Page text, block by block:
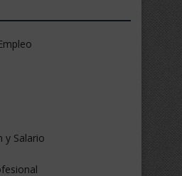
y Salario